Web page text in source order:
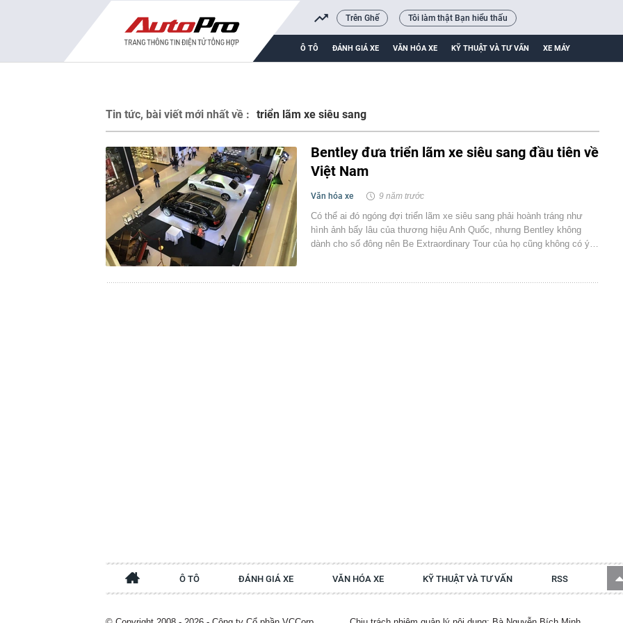
Trên Ghế Tôi làm thật Bạn hiểu thấu
Ô TÔ ĐÁNH GIÁ XE VĂN HÓA XE KỸ THUẬT VÀ TƯ VẤN XE MÁY
Tin tức, bài viết mới nhất về : triển lãm xe siêu sang
Bentley đưa triển lãm xe siêu sang đầu tiên về
Việt Nam
Văn hóa xe 9 năm trước
Có thể ai đó ngóng đợi triển lãm xe siêu sang phải hoành tráng như
hình ảnh bấy lâu của thương hiệu Anh Quốc, nhưng Bentley không
dành cho số đông nên Be Extraordinary Tour của họ cũng không có ý…
Ô TÔ ĐÁNH GIÁ XE VĂN HÓA XE KỸ THUẬT VÀ TƯ VẤN RSS